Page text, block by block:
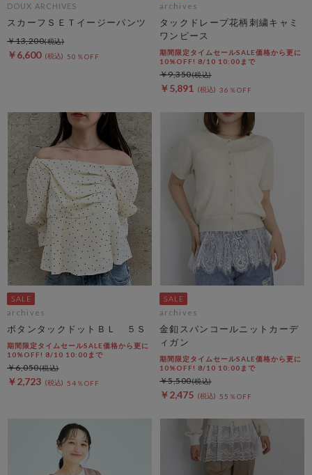
DOUX ARCHIVES
スカーフＳＥＴイージーパンツ
￥6,600 50％OFF
￥13,200
archives
タックドレープ花柄刺繍キャミ
ワンピース
期間限定タイムセールSALE価格から更に
10%OFF! 8/10 10:00まで
￥5,891 36％OFF
￥9,350
archives
ボタンタックドットＢＬ ５Ｓ
期間限定タイムセールSALE価格から更に
10%OFF! 8/10 10:00まで
￥2,723 54％OFF
￥6,050
archives
金釦スパンコールニットカーデ
ィガン
期間限定タイムセールSALE価格から更に
10%OFF! 8/10 10:00まで
￥2,475 55％OFF
￥5,500